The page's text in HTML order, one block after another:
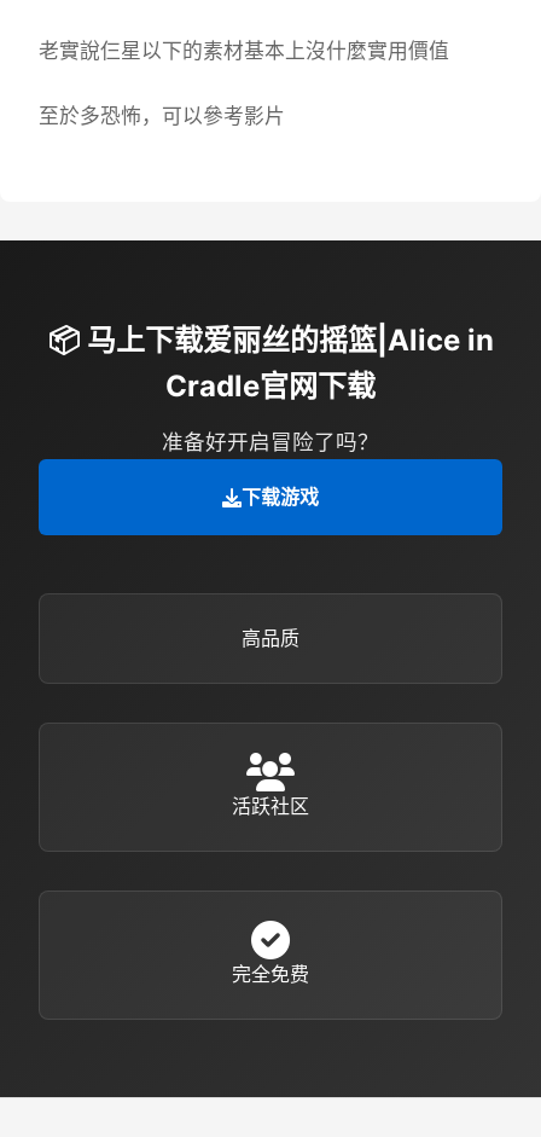
老實說仨星以下的素材基本上沒什麼實用價值
至於多恐怖，可以參考影片
📦 马上下载爱丽丝的摇篮|Alice in
Cradle官网下载
准备好开启冒险了吗？
下载游戏
高品质
活跃社区
完全免费